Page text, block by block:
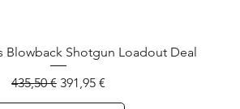
Blowback Shotgun Loadout Deal
Prix original
435,50 € Prix promotionnel
391,95 €